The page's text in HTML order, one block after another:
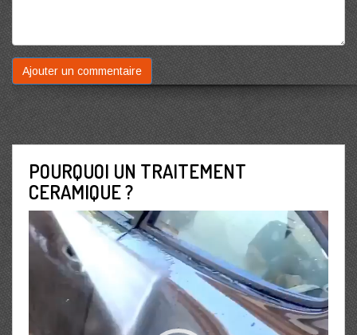
POURQUOI UN TRAITEMENT
CERAMIQUE ?
Lecteur
vidéo